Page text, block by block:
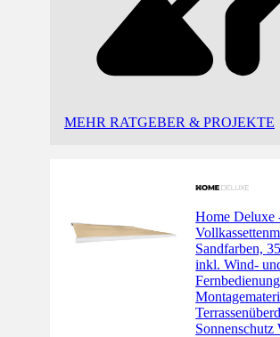
MEHR RATGEBER & PROJEKTE
Home Deluxe
Sandfarben,
inkl. Wind-
Sonnenschutz